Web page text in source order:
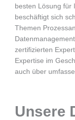
besten Lösung für
beschäftigt sich
Themen
zertifizierten
Expertise im
auch über
Unsere